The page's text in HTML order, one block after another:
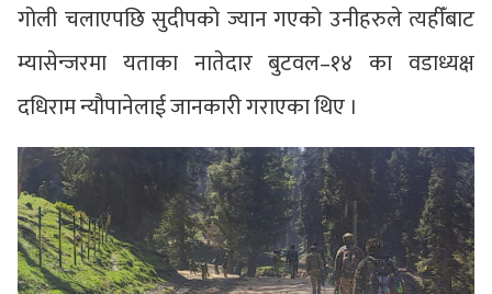
गोली चलाएपछि सुदीपको ज्यान गएको उनीहरुले त्यहीँबाट
म्यासेन्जरमा यताका नातेदार बुटवल–१४ का वडाध्यक्ष
दधिराम न्यौपानेलाई जानकारी गराएका थिए ।